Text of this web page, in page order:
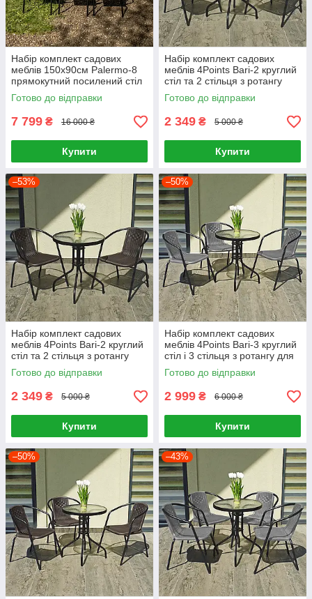
Набір комплект садових
меблів 150x90см Palermo-8
прямокутний посилений стіл
та 8 стільців з ротанга для
саду Коричневий
Готово до відправки
7 799 ₴ 16 000 ₴
Купити
Набір комплект садових
меблів 4Points Bari-2 круглий
стіл та 2 стільця з ротангу
для саду кафе тераси вулиці
Готово до відправки
2 349 ₴ 5 000 ₴
Купити
–53%
Набір комплект садових
меблів 4Points Bari-2 круглий
стіл та 2 стільця з ротангу
для саду кафе тераси вулиці
Готово до відправки
2 349 ₴ 5 000 ₴
Купити
–50%
Набір комплект садових
меблів 4Points Bari-3 круглий
стіл і 3 стільця з ротангу для
саду кафе
Готово до відправки
2 999 ₴ 6 000 ₴
Купити
–50% –43%